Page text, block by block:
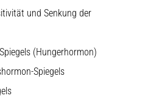
und Senkung der
(Hungerhormon)
Spiegels